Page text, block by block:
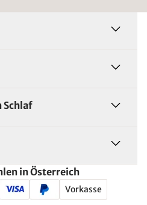
Schlaf
in Österreich
Vorkasse